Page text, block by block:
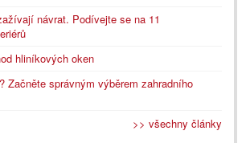
návrat. Podívejte se na 11
hliníkových oken
Začněte správným výběrem zahradního
>> všechny články